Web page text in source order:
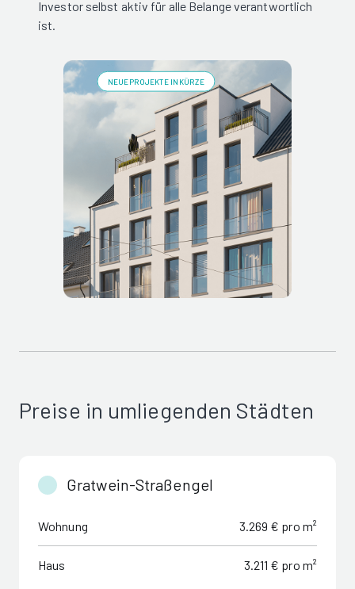
Investor selbst aktiv für alle Belange verantwortlich
ist.
NEUE PROJEKTE IN KÜRZE
Preise in umliegenden Städten
Gratwein-Straßengel
Wohnung 3.269 € pro m²
Haus 3.211 € pro m²